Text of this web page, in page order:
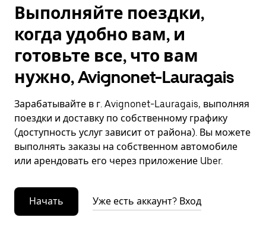
Выполняйте поездки,
когда удобно вам, и
готовьте все, что вам
нужно, Avignonet-Lauragais
Зарабатывайте в г. Avignonet-Lauragais, выполняя
поездки и доставку по собственному графику
(доступность услуг зависит от района). Вы можете
выполнять заказы на собственном автомобиле
или арендовать его через приложение Uber.
Начать Уже есть аккаунт? Вход